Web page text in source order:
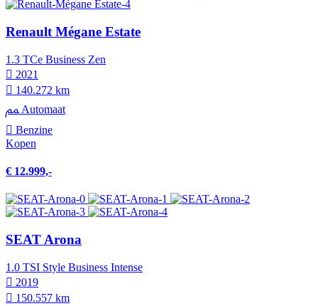
Renault Mégane Estate
1.3 TCe Business Zen
2021
140.272 km
Automaat
Benzine
Kopen
€ 12.999,-
SEAT Arona
1.0 TSI Style Business Intense
2019
150.557 km